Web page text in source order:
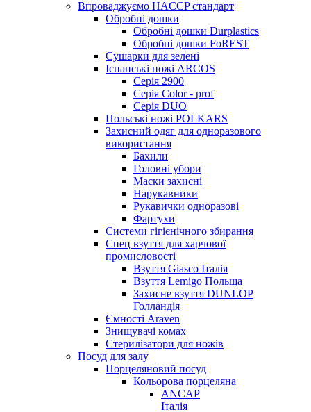
Впроваджуємо HACCP стандарт
Обробні дошки
Обробні дошки Durplastics
Обробні дошки FoREST
Сушарки для зелені
Іспанські ножі ARCOS
Серія 2900
Серія Color - prof
Серія DUO
Польські ножі POLKARS
Захисний одяг для одноразового
використання
Бахили
Головні убори
Маски захисні
Нарукавники
Рукавички одноразові
Фартухи
Системи гігієнічного збирання
Спец взуття для харчової
промисловості
Взуття Giasco Італія
Взуття Lemigo Польща
Захисне взуття DUNLOP
Голландія
Ємності Araven
Знищувачі комах
Стерилізатори для ножів
Посуд для залу
Порцеляновий посуд
Кольорова порцеляна
ANCAP
Італія